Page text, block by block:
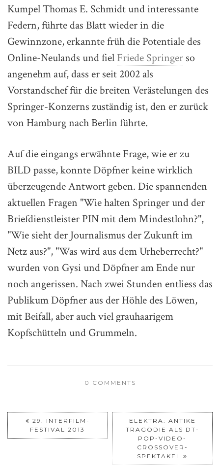
Kumpel Thomas E. Schmidt und interessante
Federn, führte das Blatt wieder in die
Gewinnzone, erkannte früh die Potentiale des
Online-Neulands und fiel Friede Springer so
angenehm auf, dass er seit 2002 als
Vorstandschef für die breiten Verästelungen des
Springer-Konzerns zuständig ist, den er zurück
von Hamburg nach Berlin führte.
Auf die eingangs erwähnte Frage, wie er zu
BILD passe, konnte Döpfner keine wirklich
überzeugende Antwort geben. Die spannenden
aktuellen Fragen "Wie halten Springer und der
Briefdienstleister PIN mit dem Mindestlohn?",
"Wie sieht der Journalismus der Zukunft im
Netz aus?", "Was wird aus dem Urheberrecht?"
wurden von Gysi und Döpfner am Ende nur
noch angerissen. Nach zwei Stunden entliess das
Publikum Döpfner aus der Höhle des Löwen,
mit Beifall, aber auch viel grauhaarigem
Kopfschütteln und Grummeln.
0 COMMENTS
29. INTERFILM-
FESTIVAL 2013
ELEKTRA: ANTIKE
TRAGÖDIE ALS DT-
POP-VIDEO-
CROSSOVER-
SPEKTAKEL